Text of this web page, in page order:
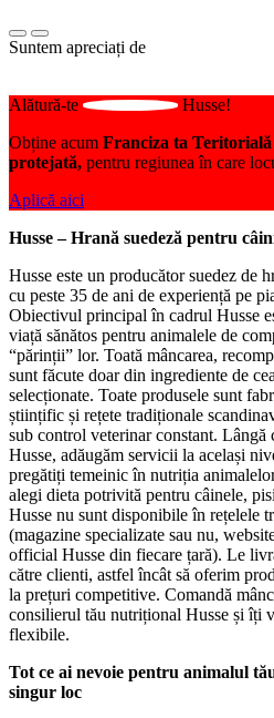
Suntem apreciați de
Alătură-te
Husse!
Obține acum Franciza ta Teritorială
protejată, pentru regiunea în care
Aplică aici
Husse – Hrană suedeză pentru
Husse este un producător suedez de
cu peste 35 de ani de experiență pe
Obiectivul principal în cadrul Husse
viață sănătos pentru animalele de
“părinții” lor. Toată mâncarea,
sunt făcute doar din ingrediente de
selecționate. Toate produsele sunt
științific și rețete tradiționale
sub control veterinar constant. Lângă
Husse, adăugăm servicii la același
pregătiți temeinic în nutriția
alegi dieta potrivită pentru câinele,
Husse nu sunt disponibile în rețelele
(magazine specializate sau nu,
official Husse din fiecare țară). Le
către clienti, astfel încât să oferim
la prețuri competitive. Comandă
consilierul tău nutrițional Husse și îți
flexibile.
Tot ce ai nevoie pentru animalul
singur loc